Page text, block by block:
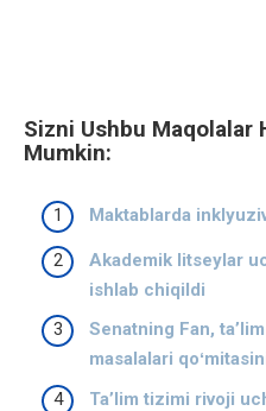
Sizni Ushbu Maqolalar
Mumkin:
Maktablarda
Akademik litseylar
ishlab chiqildi
Senatning Fan,
masalalari
Taʼlim tizimi rivoji